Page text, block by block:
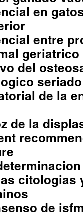
en
entre
geriatrico
del
seriado
de la
de la
citologias
de